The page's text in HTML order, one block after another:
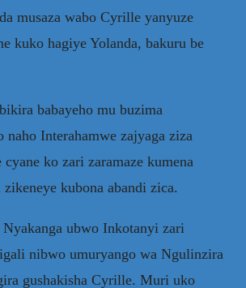
musaza wabo Cyrille yanyuze
kuko hagiye Yolanda, bakuru be
babayeho mu buzima
naho Interahamwe zajyaga ziza
cyane ko zari zaramaze kumena
zikeneye kubona abandi zica.
ubwo Inkotanyi zari
nibwo umuryango wa Ngulinzira
gushakisha Cyrille. Muri uko